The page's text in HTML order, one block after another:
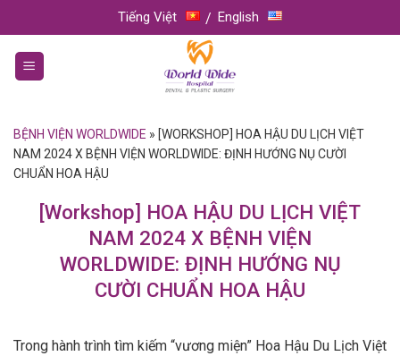
to
content
Tiếng Việt English
BỆNH VIỆN WORLDWIDE » [WORKSHOP] HOA HẬU DU LỊCH VIỆT
NAM 2024 X BỆNH VIỆN WORLDWIDE: ĐỊNH HƯỚNG NỤ CƯỜI
CHUẨN HOA HẬU
[Workshop] HOA HẬU DU LỊCH VIỆT
NAM 2024 X BỆNH VIỆN
WORLDWIDE: ĐỊNH HƯỚNG NỤ
CƯỜI CHUẨN HOA HẬU
Trong hành trình tìm kiếm “vương miện” Hoa Hậu Du Lịch Việt